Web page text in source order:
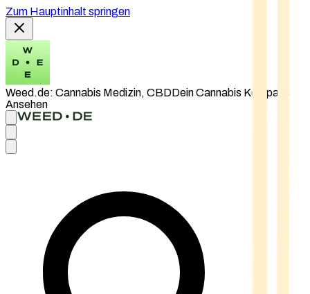
Zum Hauptinhalt springen
Weed.de: Cannabis Medizin, CBDDein Cannabis Kompass
Ansehen